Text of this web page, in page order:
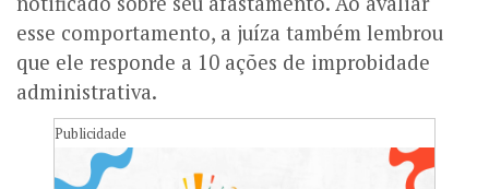
esse comportamento, a juíza também lembrou
que ele responde a 10 ações de improbidade
administrativa.
Publicidade